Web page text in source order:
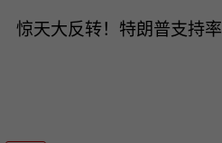
惊天大反转！特朗普支持